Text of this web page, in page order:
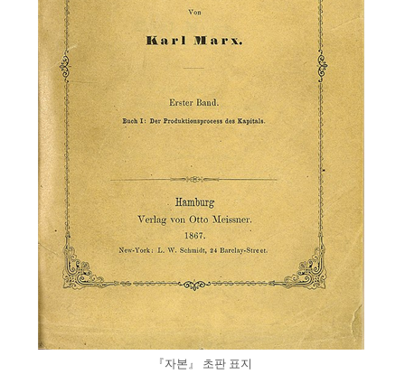
『자본』 초판 표지